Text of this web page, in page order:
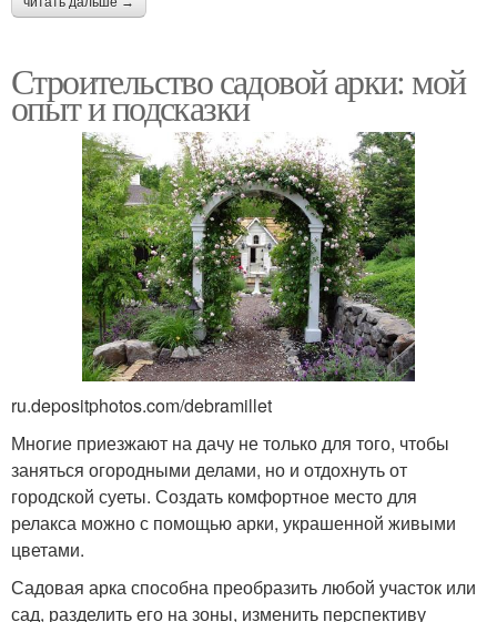
Строительство садовой арки: мой
опыт и подсказки
ru.depositphotos.com/debramillet
Многие приезжают на дачу не только для того, чтобы
заняться огородными делами, но и отдохнуть от
городской суеты. Создать комфортное место для
релакса можно с помощью арки, украшенной живыми
цветами.
Садовая арка способна преобразить любой участок или
сад, разделить его на зоны, изменить перспективу